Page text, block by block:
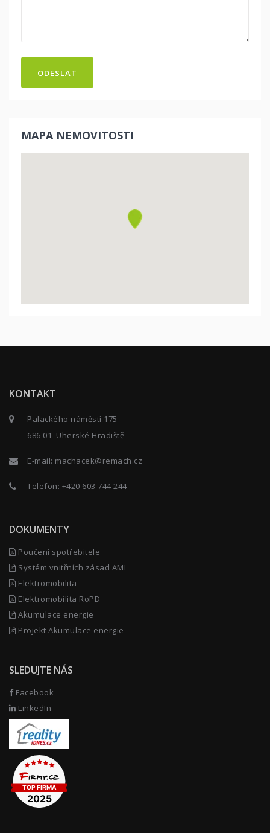
ODESLAT
MAPA NEMOVITOSTI
KONTAKT
Palackého náměstí 175
686 01 Uherské Hradiště
E-mail: machacek@remach.cz
Telefon: +420 603 744 244
DOKUMENTY
Poučení spotřebitele
Systém vnitřních zásad AML
Elektromobilita
Elektromobilita RoPD
Akumulace energie
Projekt Akumulace energie
SLEDUJTE NÁS
Facebook
LinkedIn